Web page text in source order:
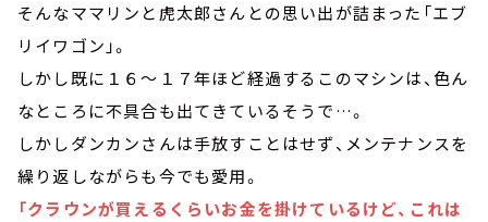
そんなママリンと虎太郎さんとの思い出が詰まった「エブ
リイワゴン」。
しかし既に１６～１７年ほど経過するこのマシンは、色ん
なところに不具合も出てきているそうで…。
しかしダンカンさんは手放すことはせず、メンテナンスを
繰り返しながらも今でも愛用。
「クラウンが買えるくらいお金を掛けているけど、これは